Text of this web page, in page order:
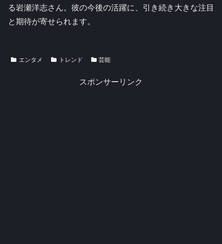
る岩瀬洋志さん。彼の今後の活躍に、引き続き大きな注目
と期待が寄せられます。
エンタメ トレンド 芸能
スポンサーリンク